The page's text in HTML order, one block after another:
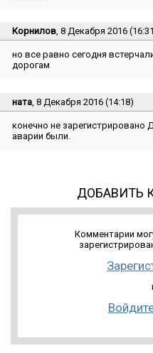
Корнилов , 8 Декабря 2016
но все равно сегодня
дорогам
ната , 8 Декабря 2016 (14:18)
конечно не зарегистрировано
аварии были.
ДОБАВИТЬ
Комментарии